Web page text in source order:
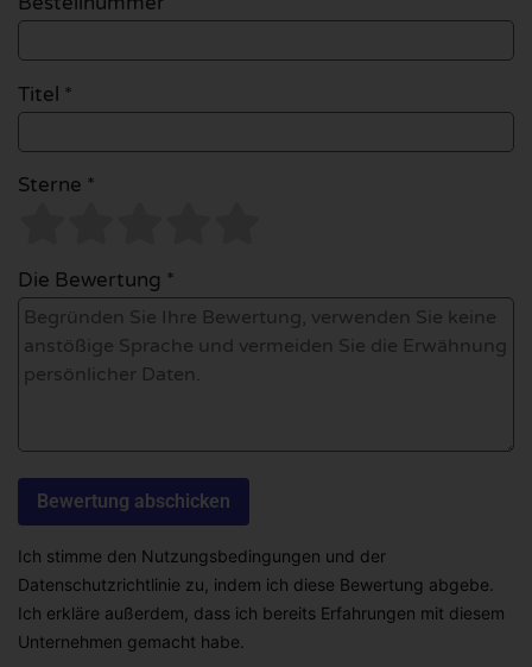
Titel *
Sterne *
Die Bewertung *
Ich stimme den Nutzungsbedingungen und der
Datenschutzrichtlinie zu, indem ich diese Bewertung abgebe.
Ich erkläre außerdem, dass ich bereits Erfahrungen mit diesem
Unternehmen gemacht habe.